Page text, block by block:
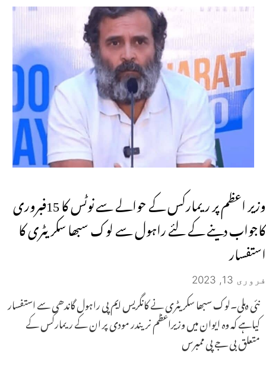
وزیر اعظم پر ریمارکس کے حوالے سے نوٹس کا 15فبروری
کاجواب دینے کے لئے راہول سے لوک سبھا سکریٹری کا
استفسار
فروری 13, 2023
نئی دہلی۔لوک سبھا سکریٹری نے کانگریس ایم پی راہول گاندھی سے استفسار
کیاہے کہ وہ ایوان میں وزیراعظم نریندر مودی پر ان کے ریمارکس کے
متعلق بی جے پی ممبرس